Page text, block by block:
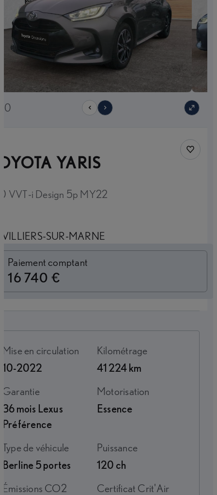
YARIS
VVT-i Design 5p MY22
VILLIERS-SUR-MARNE
Paiement comptant
16 740 €
Mise en circulation
10-2022
Kilométrage
41 224 km
Garantie
36 mois Lexus
Préférence
Motorisation
Essence
Type de véhicule
Berline 5 portes
Puissance
120 ch
Émissions CO2
Certificat Crit'Air